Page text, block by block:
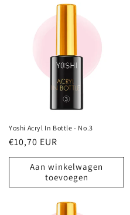
Yoshi Acryl In Bottle - No.3
Normale
prijs
€10,70 EUR
Aan winkelwagen
toevoegen